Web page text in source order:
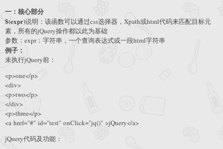
一：核心部分
$(expr)说明：该函数可以通过css选择器，Xpath或html代码来匹配目标元
素，所有的jQuery操作都以此为基础
参数：expr：字符串，一个查询表达式或一段html字符串
例子：
未执行jQuery前：
<p>one</p>
<div>
<p>two</p>
</div>
<p>three</p>
<a href="#" id="test" onClick="jq()" >jQuery</a>
jQuery代码及功能：